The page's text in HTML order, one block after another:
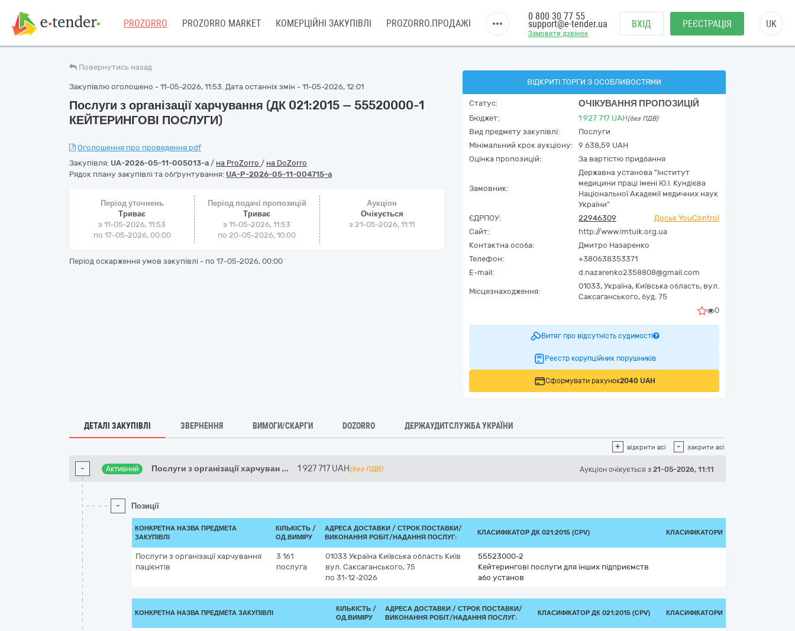
PROZORRO PROZORRO MARKET КОМЕРЦІЙНІ ЗАКУПІВЛІ PROZORRO.ПРОДАЖІ
Замовити дзвінок
0 800 30 77 55
support@e-tender.ua ВХІД РЕЄСТРАЦІЯ UK
Повернутись назад
Закупівлю оголошено - 11-05-2026, 11:53. Дата останніх змін - 11-05-2026, 12:01
Послуги з організації харчування (ДК 021:2015 — 55520000-1
КЕЙТЕРИНГОВІ ПОСЛУГИ)
Оголошення про проведення.pdf
Закупівля: UA-2026-05-11-005013-a / на ProZorro / на DoZorro
Рядок плану закупівлі та обґрунтування: UA-P-2026-05-11-004715-a
Період уточнень
Триває
з 11-05-2026, 11:53
по 17-05-2026, 00:00
Період подачі пропозицій
Триває
з 11-05-2026, 11:53
по 20-05-2026, 10:00
Аукціон
Очікується
з21-05-2026, 11:11
Період оскарження умов закупівлі - по 17-05-2026, 00:00
ВІДКРИТІ ТОРГИ З ОСОБЛИВОСТЯМИ
Статус: ОЧІКУВАННЯ ПРОПОЗИЦІЙ
Бюджет: 1 927 717 UAH(без ПДВ)
Вид предмету закупівлі:
Послуги
Мінімальний крок аукціону:
9 638,59 UAH
Оцінка пропозицій:
За вартістю придбання
Замовник:
Державна установа "Інститут
медицини праці імені Ю.І. Кундієва
Національної Академії медичних наук
України"
ЄДРПОУ:
22946309
Досьє YouControl
Сайт:
http://www.imtuik.org.ua
Контактна особа:
Дмитро Назаренко
Телефон:
+380638353371
E-mail:
d.nazarenko2358808@gmail.com
Місцезнаходження:
01033, Україна, Київська область, вул.
Саксаганського, буд. 75
0
Витяг про відсутність судимості
Реєстр корупційних порушників
Сформувати рахунок2040 UAH
ДЕТАЛІ ЗАКУПІВЛІ ЗВЕРНЕННЯ ВИМОГИ/СКАРГИ DOZORRO ДЕРЖАУДИТСЛУЖБА УКРАЇНИ
+ відкрити всі - закрити всі
- Активний Послуги з організації харчуван ... 1 927 717 UAH (без ПДВ) Аукціон очікується з 21-05-2026, 11:11
- Позиції
КОНКРЕТНА НАЗВА ПРЕДМЕТА
ЗАКУПІВЛІ
КІЛЬКІСТЬ /
ОД.ВИМІРУ
АДРЕСА ДОСТАВКИ / СТРОК ПОСТАВКИ/
ВИКОНАННЯ РОБІТ/НАДАННЯ ПОСЛУГ:
КЛАСИФІКАТОР ДК 021:2015 (CPV) КЛАСИФІКАТОРИ
Послуги з організації харчування
пацієнтів
3 161
послуга
01033 Україна Київська область Київ
вул. Саксаганського, 75
по 31-12-2026
55523000-2
Кейтерингові послуги для інших підприємств
або установ
КОНКРЕТНА НАЗВА ПРЕДМЕТА ЗАКУПІВЛІ
КІЛЬКІСТЬ /
ОД.ВИМІРУ
АДРЕСА ДОСТАВКИ / СТРОК ПОСТАВКИ/
ВИКОНАННЯ РОБІТ/НАДАННЯ ПОСЛУГ:
КЛАСИФІКАТОР ДК 021:2015 (CPV) КЛАСИФІКАТОРИ